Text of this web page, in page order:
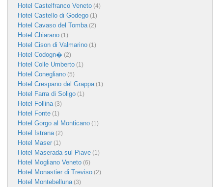
Hotel Castelfranco Veneto (4)
Hotel Castello di Godego (1)
Hotel Cavaso del Tomba(2)
Hotel Chiarano (1)
Hotel Cison di Valmarino (1)
Hotel Codogn� (2)
Hotel Colle Umberto (1)
Hotel Conegliano (5)
Hotel Crespano del Grappa(1)
Hotel Farra di Soligo (1)
Hotel Follina(3)
Hotel Fonte (1)
Hotel Gorgo al Monticano (1)
Hotel Istrana(2)
Hotel Maser (1)
Hotel Maserada sul Piave (1)
Hotel Mogliano Veneto (6)
Hotel Monastier di Treviso (2)
Hotel Montebelluna(3)